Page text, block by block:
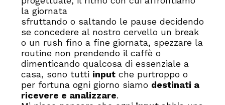
la giornata
sfruttando o saltando le pause decidendo
se concedere al nostro cervello un break
o un rush fino a fine giornata, spezzare la
routine non prendendo il caffè o
dimenticando qualcosa di essenziale a
casa, sono tutti inputche purtroppo o
per fortuna ogni giorno siamo destinati a
ricevere e analizzare.